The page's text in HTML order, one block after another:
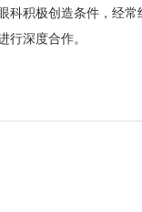
科积极创造条件，经
行深度合作。